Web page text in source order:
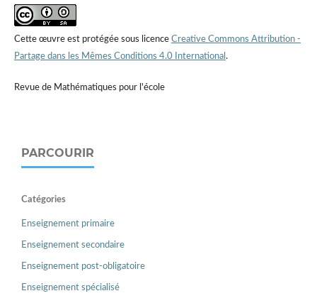
Cette œuvre est protégée sous licence Creative Commons Attribution -
Partage dans les Mêmes Conditions 4.0 International .
Revue de Mathématiques pour l'école
PARCOURIR
Catégories
Enseignement primaire
Enseignement secondaire
Enseignement post-obligatoire
Enseignement spécialisé